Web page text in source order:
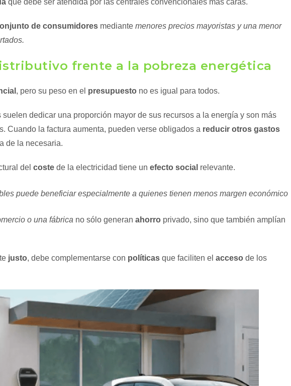
que debe ser atendida por las centrales convencionales más caras.
de consumidores mediante menores precios mayoristas y una menor
frente a la pobreza energética
, pero su peso en el presupuesto no es igual para todos.
dedicar una proporción mayor de sus recursos a la energía y son más
Cuando la factura aumenta, pueden verse obligados a reducir otros gastos
de la necesaria.
del coste de la electricidad tiene un efecto social relevante.
puede beneficiar especialmente a quienes tienen menos margen económico
o una fábrica no sólo generan ahorro privado, sino que también amplían
justo, debe complementarse con políticas que faciliten el acceso de los